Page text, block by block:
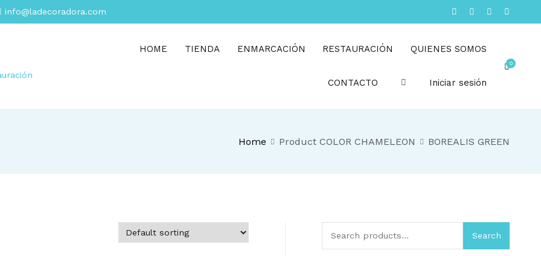
info@ladecoradora.com
HOME TIENDA ENMARCACIÓN RESTAURACIÓN QUIENES SOMOS
CONTACTO Iniciar sesión
0
Home Product COLOR CHAMELEON BOREALIS GREEN
Search